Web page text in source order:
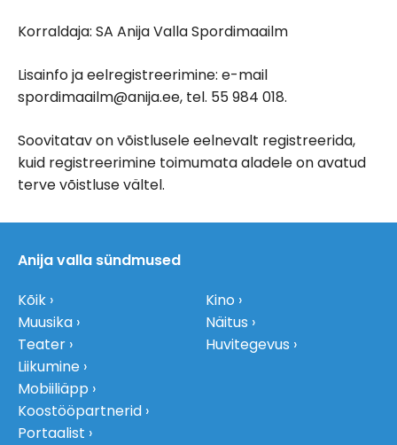
Korraldaja: SA Anija Valla Spordimaailm
Lisainfo ja eelregistreerimine: e-mail
spordimaailm@anija.ee, tel. 55 984 018.
Soovitatav on võistlusele eelnevalt registreerida,
kuid registreerimine toimumata aladele on avatud
terve võistluse vältel.
Anija valla sündmused
Kõik
Muusika
Teater
Liikumine
Kino
Näitus
Huvitegevus
Mobiiliäpp
Koostööpartnerid
Portaalist